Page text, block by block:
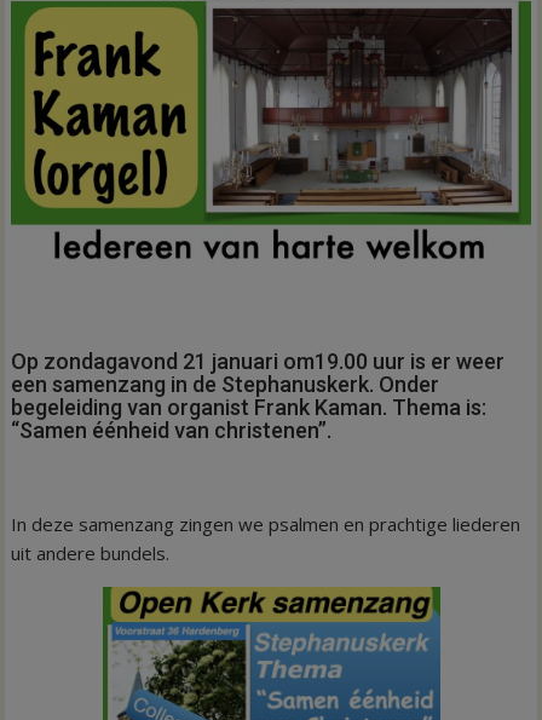
Op zondagavond 21 januari om19.00 uur is er weer
een samenzang in de Stephanuskerk. Onder
begeleiding van organist Frank Kaman. Thema is:
“Samen éénheid van christenen”.
In deze samenzang zingen we psalmen en prachtige liederen
uit andere bundels.